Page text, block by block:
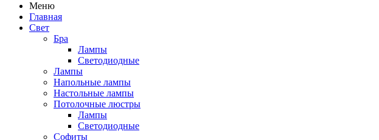
Меню
Главная
Свет
Бра
Лампы
Светодиодные
Лампы
Напольные лампы
Настольные лампы
Потолочные люстры
Лампы
Светодиодные
Софиты